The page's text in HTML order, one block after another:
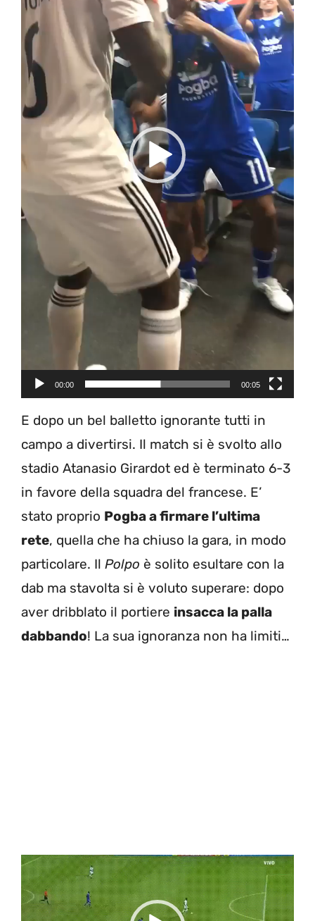
00:00 00:05
E dopo un bel balletto ignorante tutti in
campo a divertirsi. Il match si è svolto allo
stadio Atanasio Girardot ed è terminato 6-3
in favore della squadra del francese. E’
stato proprio Pogba a firmare l’ultima
rete, quella che ha chiuso la gara, in modo
particolare. Il Polpo è solito esultare con la
dab ma stavolta si è voluto superare: dopo
aver dribblato il portiere insacca la palla
dabbando! La sua ignoranza non ha limiti…
Video
Player